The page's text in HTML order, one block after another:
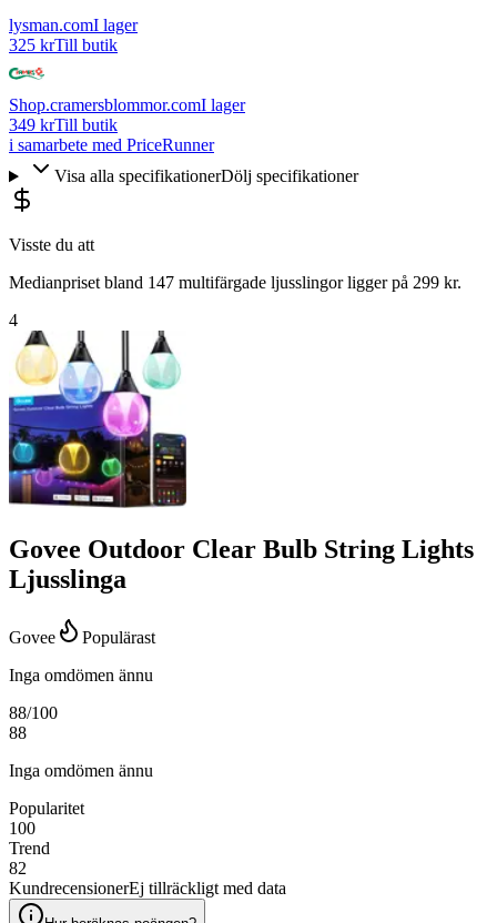
lysman.comI lager
325 krTill butik
Shop.cramersblommor.comI lager
349 krTill butik
i samarbete med PriceRunner
Visa alla specifikationerDölj specifikationer
Visste du att
Medianpriset bland 147 multifärgade ljusslingor ligger på 299 kr.
4
Govee Outdoor Clear Bulb String Lights
Ljusslinga
Govee
Populärast
Inga omdömen ännu
88/100
88
Inga omdömen ännu
Popularitet
100
Trend
82
KundrecensionerEj tillräckligt med data